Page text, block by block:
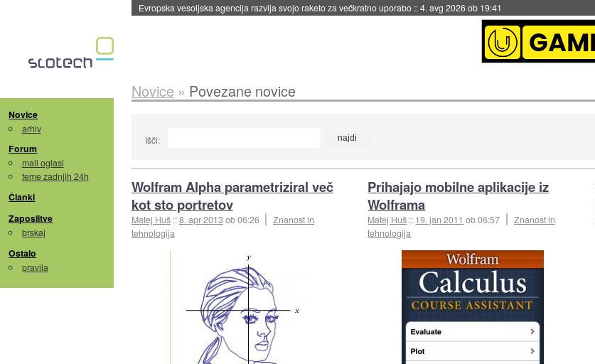
Evropska vesoljska agencija razvija svojo raketo za večkratno uporabo ::4. avg 2026 ob 19:41
Novice
arhiv
Forum
mali oglasi
teme zadnjih 24h
Članki
Zaposlitve
brskaj
Ostalo
pravila
Novice » Povezane novice
Išči:
Wolfram Alpha parametriziral več
kot sto portretov
Matej Huš ::8. apr 2013 ob 06:26
Znanost in
tehnologija
Prihajajo mobilne aplikacije iz
Wolframa
Matej Huš :: 19. jan 2011 ob 06:57
Znanost in
tehnologija